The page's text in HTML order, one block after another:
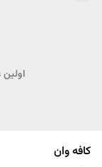
کافه وان